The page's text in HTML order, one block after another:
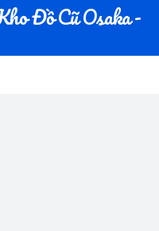
Đồ Cũ Osaka -